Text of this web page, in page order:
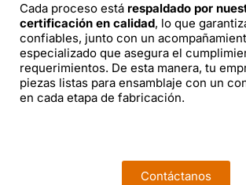
Cada proceso está respaldado por
certificación en calidad, lo que
confiables, junto con un
especializado que asegura el
requerimientos. De esta manera, tu
piezas listas para ensamblaje con un
en cada etapa de fabricación.
Contáctanos